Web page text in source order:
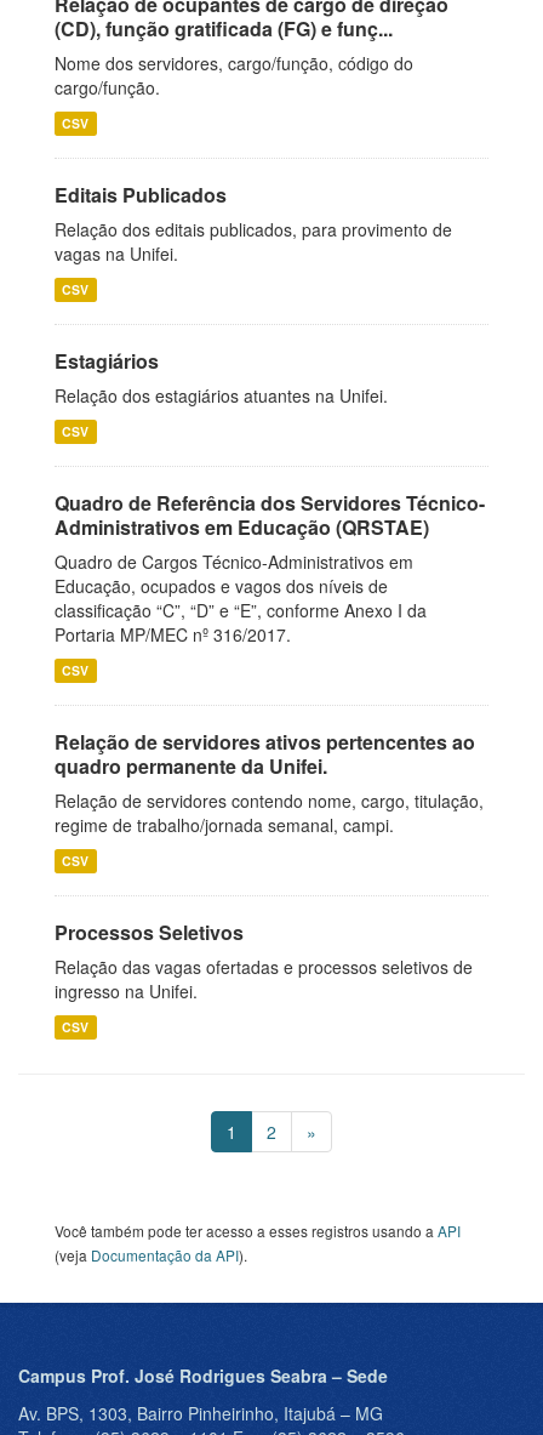
(CD), função gratificada (FG) e funç...
Nome dos servidores, cargo/função, código do
cargo/função.
CSV
Editais Publicados
Relação dos editais publicados, para provimento de
vagas na Unifei.
CSV
Estagiários
Relação dos estagiários atuantes na Unifei.
CSV
Quadro de Referência dos Servidores Técnico-
Administrativos em Educação (QRSTAE)
Quadro de Cargos Técnico-Administrativos em
Educação, ocupados e vagos dos níveis de
classificação “C”, “D” e “E”, conforme Anexo I da
Portaria MP/MEC nº 316/2017.
CSV
Relação de servidores ativos pertencentes ao
quadro permanente da Unifei.
Relação de servidores contendo nome, cargo, titulação,
regime de trabalho/jornada semanal, campi.
CSV
Processos Seletivos
Relação das vagas ofertadas e processos seletivos de
ingresso na Unifei.
CSV
1 2 »
Você também pode ter acesso a esses registros usando a API
(veja Documentação da API).
Campus Prof. José Rodrigues Seabra – Sede
Av. BPS, 1303, Bairro Pinheirinho, Itajubá – MG